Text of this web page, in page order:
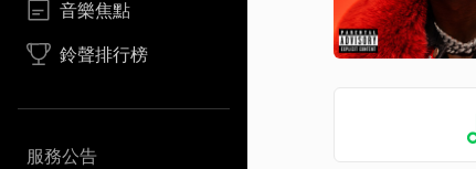
音樂焦點
鈴聲排行榜
服務公告